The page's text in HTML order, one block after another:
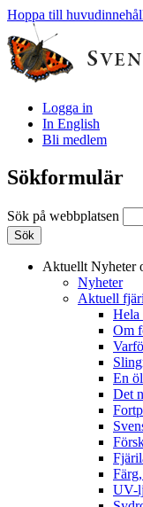
Hoppa till
Logga in
In English
Bli medlem
Sökformulär
Sök på webbplatsen
Aktuellt Nyheter
Nyheter
Aktuell
Hela
Om
En
Det
UV-